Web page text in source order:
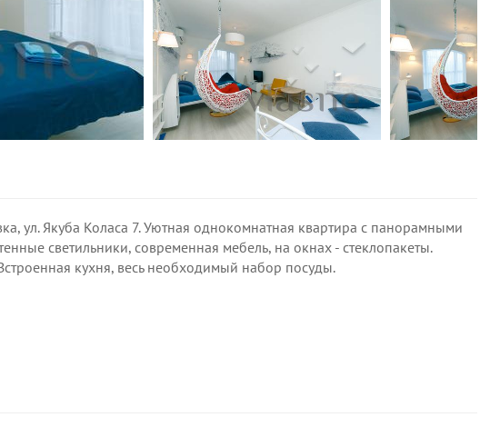
ул. Якуба Коласа 7. Уютная однокомнатная квартира с панорамными
светильники, современная мебель, на окнах - стеклопакеты.
кухня, весь необходимый набор посуды.